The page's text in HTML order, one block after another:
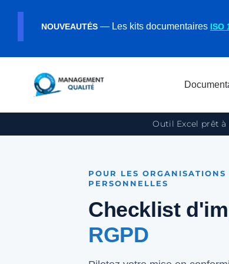
NOUVEAUTÉS — Les kits documentaires ISO
Outil Excel prêt
POUR LES
PERSONNELLES
Checklist
RGPD